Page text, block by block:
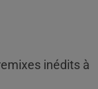
inédits à